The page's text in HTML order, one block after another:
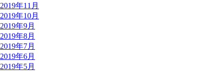
2019年11月
2019年10月
2019年9月
2019年8月
2019年7月
2019年6月
2019年5月